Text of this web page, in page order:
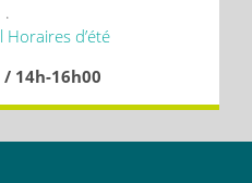
.
Horaires d’été
14h-16h00